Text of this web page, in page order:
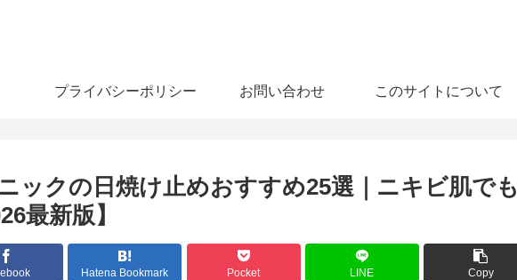
プライバシーポリシー お問い合わせ このサイトについて
ックの日焼け止めおすすめ25選｜ニキビ肌でも
最新版】
Hatena Bookmark Pocket LINE Copy